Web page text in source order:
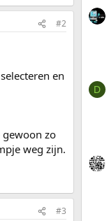
#2
en
zo
weg zijn.
#3
D